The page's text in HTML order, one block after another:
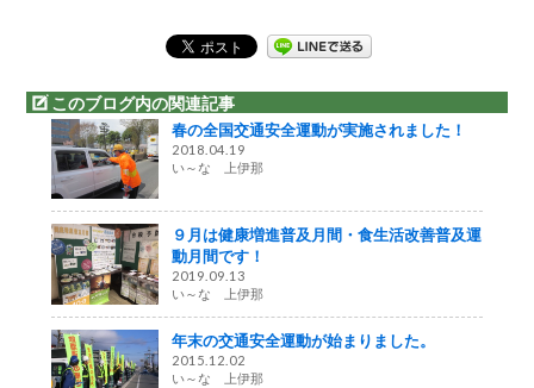
このブログ内の関連記事
春の全国交通安全運動が実施されました！
2018.04.19
い～な 上伊那
９月は健康増進普及月間・食生活改善普及運
動月間です！
2019.09.13
い～な 上伊那
年末の交通安全運動が始まりました。
2015.12.02
い～な 上伊那